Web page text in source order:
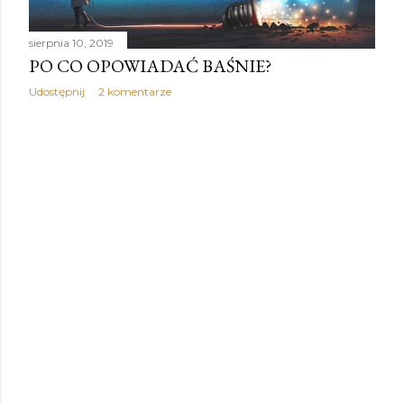
sierpnia 10, 2019
PO CO OPOWIADAĆ BAŚNIE?
Udostępnij 2 komentarze